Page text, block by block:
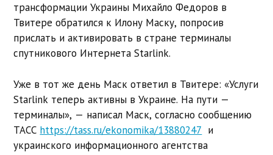
трансформации Украины Михайло Федоров в
Твитере обратился к Илону Маску, попросив
прислать и активировать в стране терминалы
спутникового Интернета Starlink.
Уже в тот же день Маск ответил в Твитере: «Услуги
Starlink теперь активны в Украине. На пути —
терминалы», — написал Маск, согласно сообщению
ТАСС https://tass.ru/ekonomika/13880247 и
украинского информационного агентства